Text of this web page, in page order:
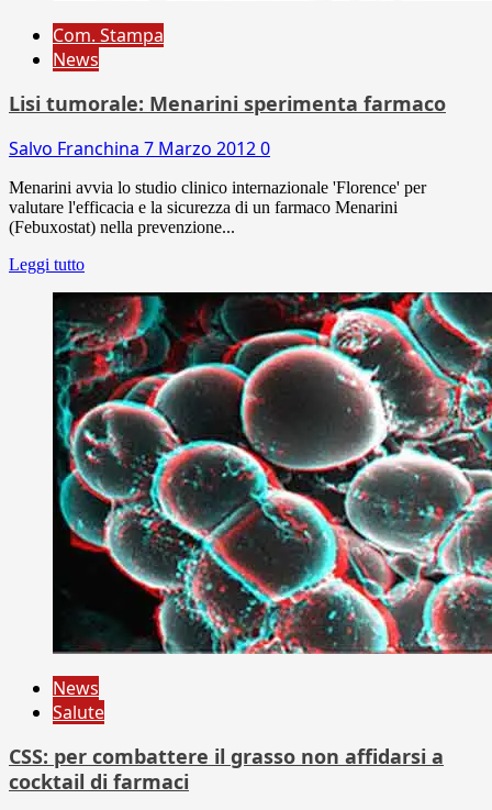
Com. Stampa
News
Lisi tumorale: Menarini sperimenta farmaco
Salvo Franchina 7 Marzo 20120
Menarini avvia lo studio clinico internazionale 'Florence' per
valutare l'efficacia e la sicurezza di un farmaco Menarini
(Febuxostat) nella prevenzione...
Leggi tutto
News
Salute
CSS: per combattere il grasso non affidarsi a
cocktail di farmaci